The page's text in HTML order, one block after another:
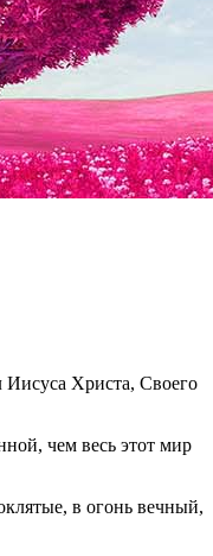
Иисуса Христа, Своего
чем весь этот мир
в огонь вечный,